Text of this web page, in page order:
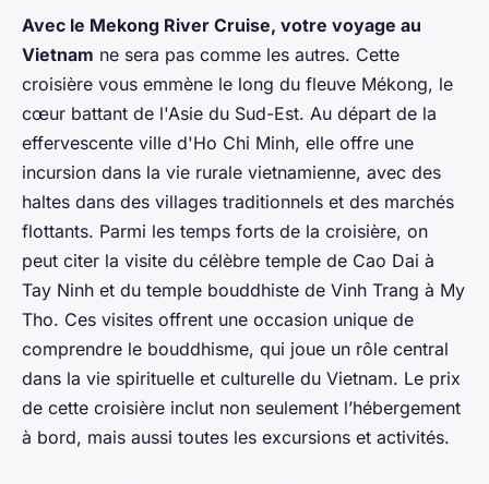
Avec le Mekong River Cruise, votre voyage au
Vietnam ne sera pas comme les autres. Cette
croisière vous emmène le long du fleuve Mékong, le
cœur battant de l'Asie du Sud-Est. Au départ de la
effervescente ville d'Ho Chi Minh, elle offre une
incursion dans la vie rurale vietnamienne, avec des
haltes dans des villages traditionnels et des marchés
flottants. Parmi les temps forts de la croisière, on
peut citer la visite du célèbre temple de Cao Dai à
Tay Ninh et du temple bouddhiste de Vinh Trang à My
Tho. Ces visites offrent une occasion unique de
comprendre le bouddhisme, qui joue un rôle central
dans la vie spirituelle et culturelle du Vietnam. Le prix
de cette croisière inclut non seulement l’hébergement
à bord, mais aussi toutes les excursions et activités.